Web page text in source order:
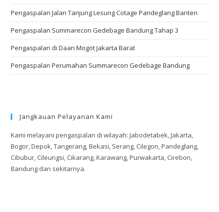
Pengaspalan Jalan Tanjung Lesung Cotage Pandeglang Banten
Pengaspalan Summarecon Gedebage Bandung Tahap 3
Pengaspalan di Daan Mogot Jakarta Barat
Pengaspalan Perumahan Summarecon Gedebage Bandung
Jangkauan Pelayanan Kami
Kami melayani pengaspalan di wilayah: Jabodetabek, Jakarta,
Bogor, Depok, Tangerang, Bekasi, Serang, Cilegon, Pandeglang,
Cibubur, Cileungsi, Cikarang, Karawang, Purwakarta, Cirebon,
Bandung dan sekitarnya.